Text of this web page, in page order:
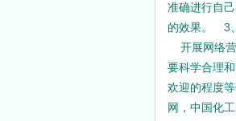
准确进行自
的效果。 3
开展网络营
要科学合理
欢迎的程度
网，中国化